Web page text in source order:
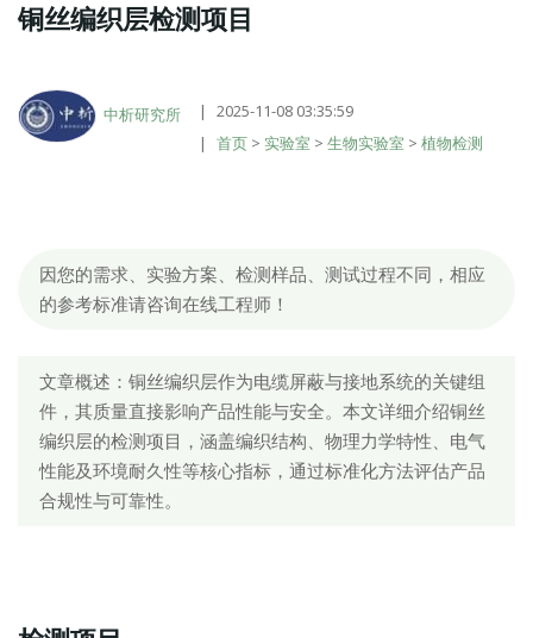
铜丝编织层检测项目
中析研究所
2025-11-08 03:35:59
首页 > 实验室 > 生物实验室 > 植物检测
因您的需求、实验方案、检测样品、测试过程不同，相应
的参考标准请咨询在线工程师！
文章概述：铜丝编织层作为电缆屏蔽与接地系统的关键组
件，其质量直接影响产品性能与安全。本文详细介绍铜丝
编织层的检测项目，涵盖编织结构、物理力学特性、电气
性能及环境耐久性等核心指标，通过标准化方法评估产品
合规性与可靠性。